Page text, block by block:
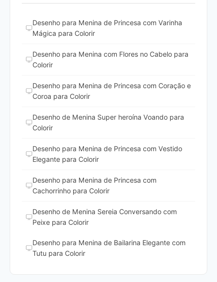
Desenho para Menina de Princesa com Varinha
Mágica para Colorir
Desenho para Menina com Flores no Cabelo para
Colorir
Desenho para Menina de Princesa com Coração e
Coroa para Colorir
Desenho de Menina Super heroína Voando para
Colorir
Desenho para Menina de Princesa com Vestido
Elegante para Colorir
Desenho para Menina de Princesa com
Cachorrinho para Colorir
Desenho de Menina Sereia Conversando com
Peixe para Colorir
Desenho para Menina de Bailarina Elegante com
Tutu para Colorir